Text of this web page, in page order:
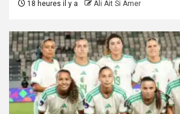
18 heures il y a Ali Ait Si Amer